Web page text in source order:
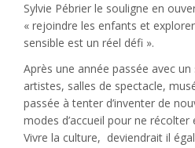
Sylvie Pébrier le souligne en
« rejoindre les enfants et
sensible est un réel défi ».
Après une année passée avec un
artistes, salles de spectacle,
passée à tenter d’inventer de
modes d’accueil pour ne
Vivre la culture, deviendrait il